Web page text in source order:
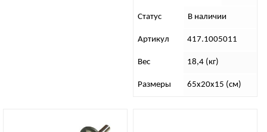
Статус В наличии
Артикул 417.1005011
Вес 18,4 (кг)
Размеры 65х20х15 (см)